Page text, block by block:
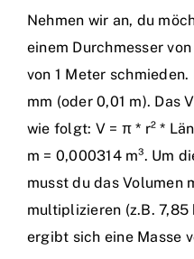
Nehmen wir an, du
einem Durchmesser
von 1 Meter
mm (oder 0,01 m). Das
wie folgt: V = π * r² *
m = 0,000314 m³. Um
musst du das Volumen
multiplizieren (z.B.
ergibt sich eine Masse